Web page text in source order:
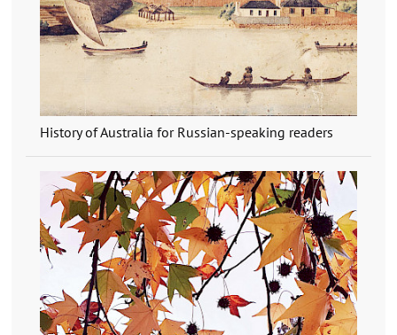
History of Australia for Russian-speaking readers